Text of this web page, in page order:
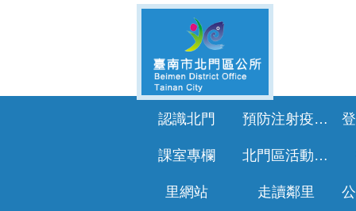
認識北門 預防注射疫苗接種專區
課室專欄 北門區活動花絮
里網站 走讀鄰里